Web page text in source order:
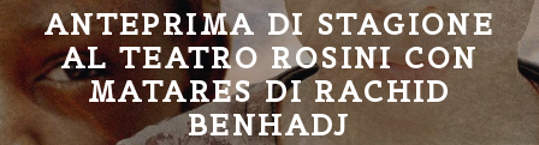
ANTEPRIMA DI STAGIONE
AL TEATRO ROSINI CON
MATARES DI RACHID
BENHADJ